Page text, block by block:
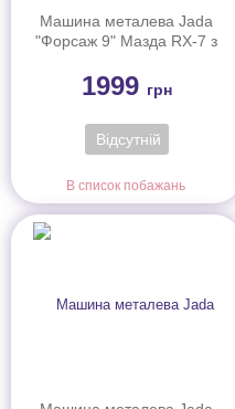
Машина металева Jada
"Форсаж 9" Мазда RX-7 з
1:24, 8+
1999 грн
Відсутній
В список побажань